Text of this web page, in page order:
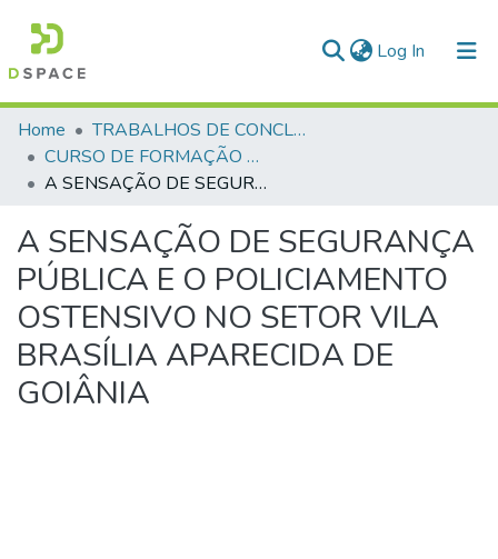
Log In (current)
Communities & Collections
All of DSpace
Home
TRABALHOS DE CONCLUSÃO DE CURSO - CFP (CURSO DE FORMAÇÃO DE PRAÇAS)
CURSO DE FORMAÇÃO DE PRAÇAS - CFP - 2023
A SENSAÇÃO DE SEGURANÇA PÚBLICA E O POLICIAMENTO OSTENSIVO NO SETOR VILA BRASÍLIA APARECIDA DE GOIÂNIA
A SENSAÇÃO DE SEGURANÇA
PÚBLICA E O POLICIAMENTO
OSTENSIVO NO SETOR VILA
BRASÍLIA APARECIDA DE
GOIÂNIA